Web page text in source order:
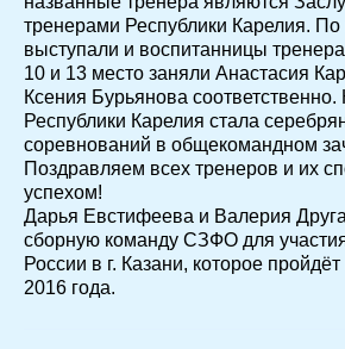
тренерами Республики Карелия.
выступали и воспитанницы
10 и 13 место заняли Анастасия
Ксения Бурьянова
Республики Карелия стала
соревнований в общекомандном
Поздравляем всех тренеров и их
успехом!
Дарья Евстифеева и Валерия
сборную команду СЗФО для
России в г. Казани, которое
2016 года.